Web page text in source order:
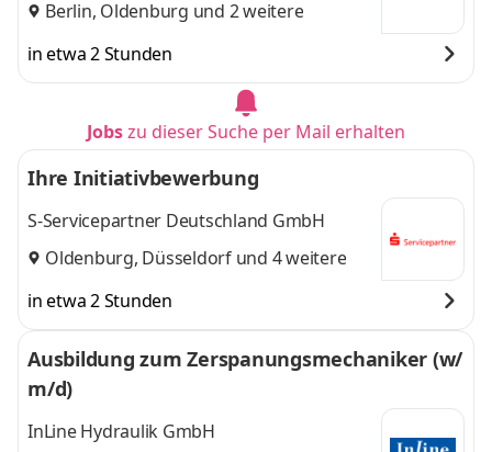
Berlin, Oldenburg und 2 weitere
in etwa 2 Stunden
Jobszu dieser Suche per Mail erhalten
Ihre Initiativbewerbung
S-Servicepartner Deutschland GmbH
Oldenburg, Düsseldorfund 4 weitere
in etwa 2 Stunden
Ausbildung zum Zerspanungsmechaniker (w/
m/d)
InLine Hydraulik GmbH